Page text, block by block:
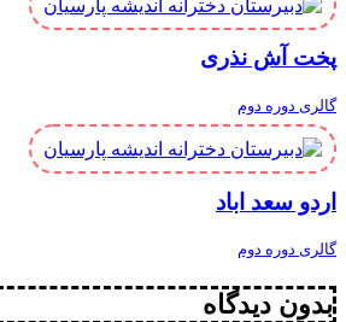
پخت آش نذری
گالری دوره دوم
اردو سعد اباد
گالری دوره دوم
بدون دیدگاه